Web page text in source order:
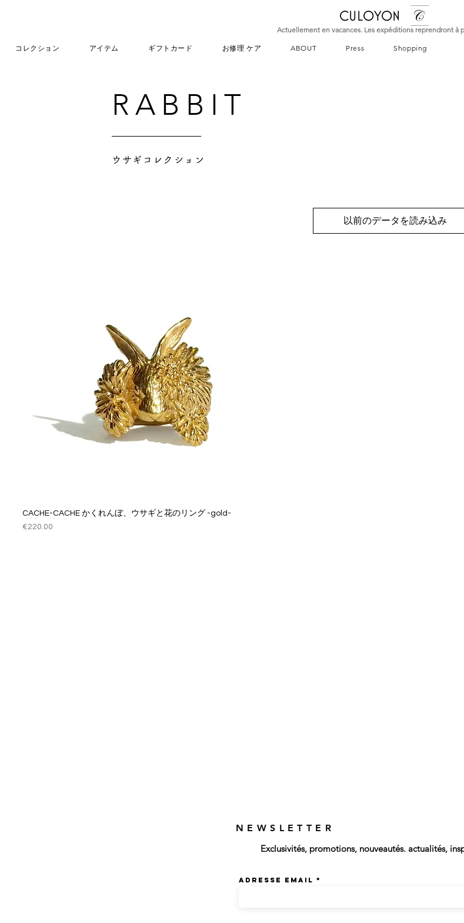
CULOYON
Actuellement en vacances. Les expéditions reprendront à
コレクション アイテム ギフトカード お修理 ケア ABOUT Press Shopping
RABBIT
ウサギコレクション
以前のデータを読み込み
クイックビュー
CACHE-CACHE かくれんぼ、ウサギと花のリング -gold-
価格
€220.00
Exclusivités, promotions, nouveautés. actualités,
NEWSLETTER
Adresse email